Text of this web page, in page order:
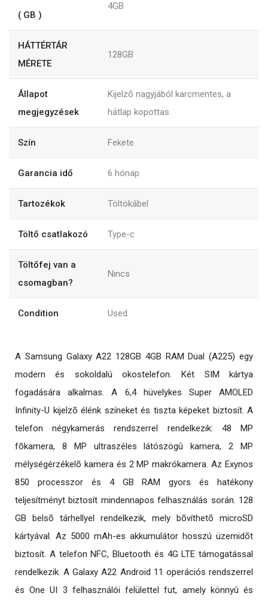
( GB )
4GB
HÁTTÉRTÁR
MÉRETE
128GB
Állapot
megjegyzések
Kijelző nagyjából karcmentes, a
hátlap kopottas
Szín Fekete
Garancia idő 6 hónap
Tartozékok Töltökábel
Töltő csatlakozó Type-c
Töltőfej van a
csomagban?
Nincs
Condition Used
A Samsung Galaxy A22 128GB 4GB RAM Dual (A225) egy
modern és sokoldalú okostelefon. Két SIM kártya
fogadására alkalmas. A 6,4 hüvelykes Super AMOLED
Infinity-U kijelzõ élénk színeket és tiszta képeket biztosít. A
telefon négykamerás rendszerrel rendelkezik: 48 MP
fõkamera, 8 MP ultraszéles látószögû kamera, 2 MP
mélységérzékelõ kamera és 2 MP makrókamera. Az Exynos
850 processzor és 4 GB RAM gyors és hatékony
teljesítményt biztosít mindennapos felhasználás során. 128
GB belsõ tárhellyel rendelkezik, mely bõvíthetõ microSD
kártyával. Az 5000 mAh-es akkumulátor hosszú üzemidõt
biztosít. A telefon NFC, Bluetooth és 4G LTE támogatással
rendelkezik. A Galaxy A22 Android 11 operációs rendszerrel
és One UI 3 felhasználói felülettel fut, amely könnyû és